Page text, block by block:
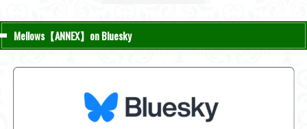
Mellows【ANNEX】on Bluesky